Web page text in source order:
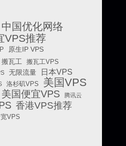
中国优化网络
VPS推荐
原生IP VPS
搬瓦工
搬瓦工VPS
无限流量 日本VPS
洛杉矶VPS 美国VPS
美国便宜VPS 腾讯云
香港VPS推荐
VPS